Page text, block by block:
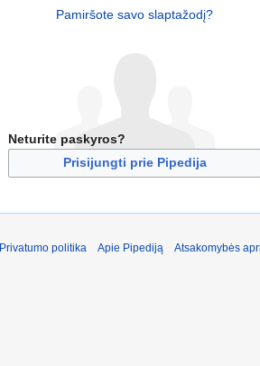
Pamiršote savo slaptažodį?
Neturite paskyros?
Prisijungti prie Pipedija
Privatumo politika Apie Pipediją Atsakomybės